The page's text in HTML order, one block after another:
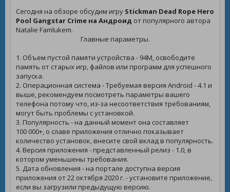
Сегодня на обзоре обсудим игру Stickman Dead Rope Hero
Pool Gangstar Crime на Андроид от популярного автора
Natalie Famlukem.
Главные параметры.
1. Объем пустой памяти устройства - 94M, освободите
память от старых игр, файлов или программ для успешного
запуска.
2. Операционная система - Требуемая версия Android - 4.1 и
выше, рекомендуем посмотреть параметры вашего
телефона потому что, из-за несоответствия требованиям,
могут быть проблемы с установкой.
3. Популярность - на данный момент она составляет
100 000+, о славе приложения отлично показывает
количество установок, внесите свой вклад в популярность.
4. Версия приложения - представленный релиз - 1.0, в
котором уменьшены требования.
5. Дата обновления - на портале доступна версия
приложения от 22 октября 2020 г. - установите приложение,
если вы загрузили предыдущую версию.